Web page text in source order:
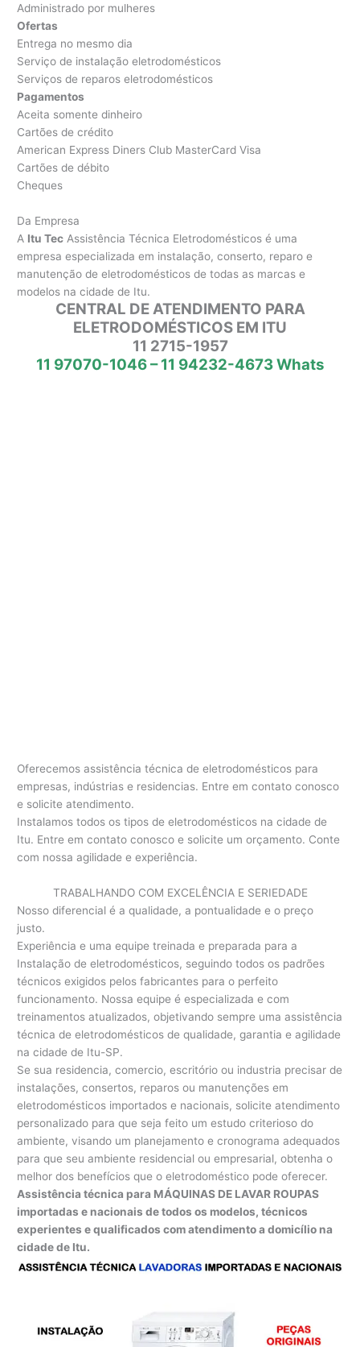
Administrado por mulheres
Ofertas
Entrega no mesmo dia
Serviço de instalação eletrodomésticos
Serviços de reparos eletrodomésticos
Pagamentos
Aceita somente dinheiro
Cartões de crédito
American Express Diners Club MasterCard Visa
Cartões de débito
Cheques
Da Empresa
A Itu Tec Assistência Técnica Eletrodomésticos é uma
empresa especializada em instalação, conserto, reparo e
manutenção de eletrodomésticos de todas as marcas e
modelos na cidade de Itu.
CENTRAL DE ATENDIMENTO PARA
ELETRODOMÉSTICOS EM ITU
11 2715-1957
11 97070-1046 – 11 94232-4673 Whats
Oferecemos assistência técnica de eletrodomésticos para
empresas, indústrias e residencias. Entre em contato conosco
e solicite atendimento.
Instalamos todos os tipos de eletrodomésticos na cidade de
Itu. Entre em contato conosco e solicite um orçamento. Conte
com nossa agilidade e experiência.
TRABALHANDO COM EXCELÊNCIA E SERIEDADE
Nosso diferencial é a qualidade, a pontualidade e o preço
justo.
Experiência e uma equipe treinada e preparada para a
Instalação de eletrodomésticos, seguindo todos os padrões
técnicos exigidos pelos fabricantes para o perfeito
funcionamento. Nossa equipe é especializada e com
treinamentos atualizados, objetivando sempre uma assistência
técnica de eletrodomésticos de qualidade, garantia e agilidade
na cidade de Itu-SP.
Se sua residencia, comercio, escritório ou industria precisar de
instalações, consertos, reparos ou manutenções em
eletrodomésticos importados e nacionais, solicite atendimento
personalizado para que seja feito um estudo criterioso do
ambiente, visando um planejamento e cronograma adequados
para que seu ambiente residencial ou empresarial, obtenha o
melhor dos benefícios que o eletrodoméstico pode oferecer.
Assistência técnica para MÁQUINAS DE LAVAR ROUPAS
importadas e nacionais de todos os modelos, técnicos
experientes e qualificados com atendimento a domicílio na
cidade de Itu.